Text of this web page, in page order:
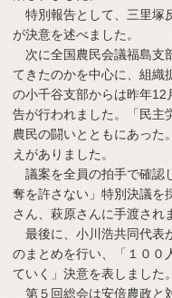
特別報告として、三里塚
が決意を述べました。
次に全国農民会議福島支
てきたのかを中心に、組織
の小千谷支部からは昨年12
告が行われました。「民主
農民の闘いとともにあった
えがありました。
議案を全員の拍手で確認
奪を許さない」特別決議を
さん、萩原さんに手渡され
最後に、小川浩共同代表
のまとめを行い、「１００
ていく」決意を表しました。
第５回総会は安倍農政と